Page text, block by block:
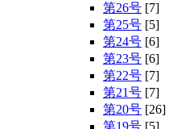
第26号 [7]
第25号 [5]
第24号 [6]
第23号 [6]
第22号 [7]
第21号 [7]
第20号 [26]